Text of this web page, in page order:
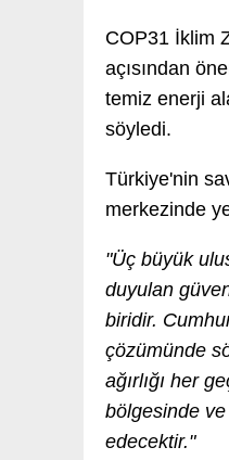
COP31 İklim
açısından
temiz enerji
söyledi.
Türkiye'nin
merkezinde
"Üç büyük
duyulan
biridir.
çözümünde
ağırlığı her
bölgesinde ve
edecektir."